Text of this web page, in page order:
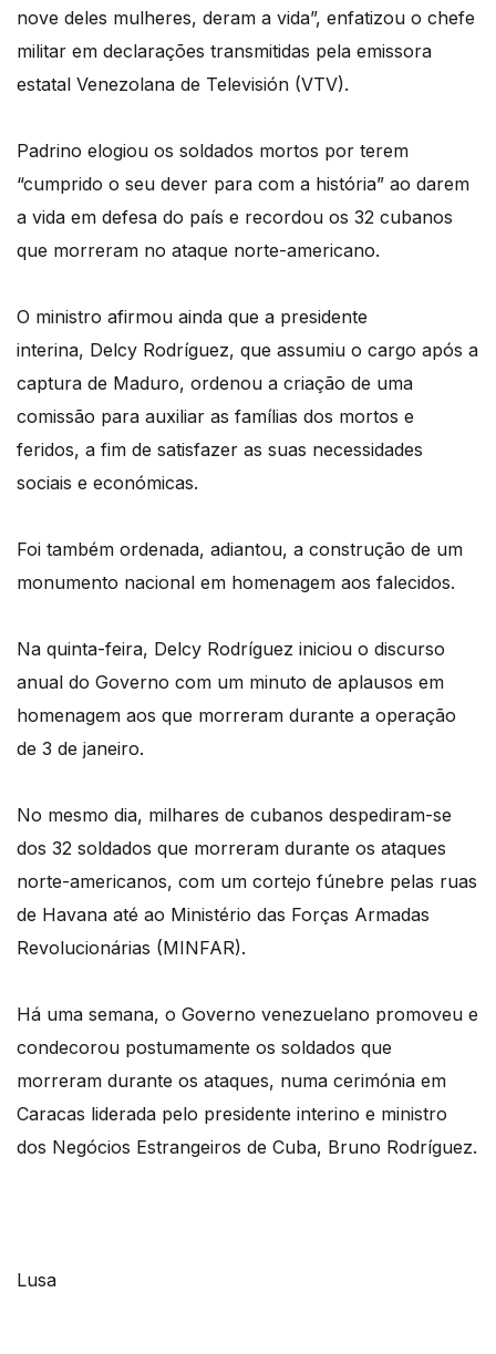
nove deles mulheres, deram a vida”, enfatizou o chefe
militar em declarações transmitidas pela emissora
estatal Venezolana de Televisión (VTV).
Padrino elogiou os soldados mortos por terem
“cumprido o seu dever para com a história” ao darem
a vida em defesa do país e recordou os 32 cubanos
que morreram no ataque norte-americano.
O ministro afirmou ainda que a presidente
interina, Delcy Rodríguez, que assumiu o cargo após a
captura de Maduro, ordenou a criação de uma
comissão para auxiliar as famílias dos mortos e
feridos, a fim de satisfazer as suas necessidades
sociais e económicas.
Foi também ordenada, adiantou, a construção de um
monumento nacional em homenagem aos falecidos.
Na quinta-feira, Delcy Rodríguez iniciou o discurso
anual do Governo com um minuto de aplausos em
homenagem aos que morreram durante a operação
de 3 de janeiro.
No mesmo dia, milhares de cubanos despediram-se
dos 32 soldados que morreram durante os ataques
norte-americanos, com um cortejo fúnebre pelas ruas
de Havana até ao Ministério das Forças Armadas
Revolucionárias (MINFAR).
Há uma semana, o Governo venezuelano promoveu e
condecorou postumamente os soldados que
morreram durante os ataques, numa cerimónia em
Caracas liderada pelo presidente interino e ministro
dos Negócios Estrangeiros de Cuba, Bruno Rodríguez.
Lusa